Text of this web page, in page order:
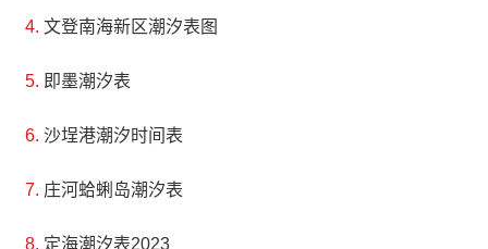
文登南海新区潮汐表图
即墨潮汐表
沙埕港潮汐时间表
庄河蛤蜊岛潮汐表
定海潮汐表2023